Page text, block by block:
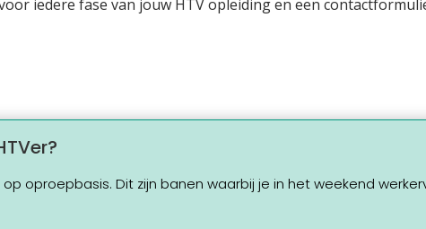
iedere fase van jouw HTV opleiding en een
oproepbasis. Dit zijn banen waarbij je in het weekend